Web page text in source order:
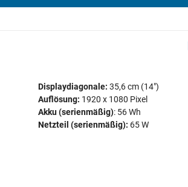
Displaydiagonale: 35,6 cm (14")
Auflösung: 1920 x 1080 Pixel
Akku (serienmäßig): 56 Wh
Netzteil (serienmäßig): 65 W